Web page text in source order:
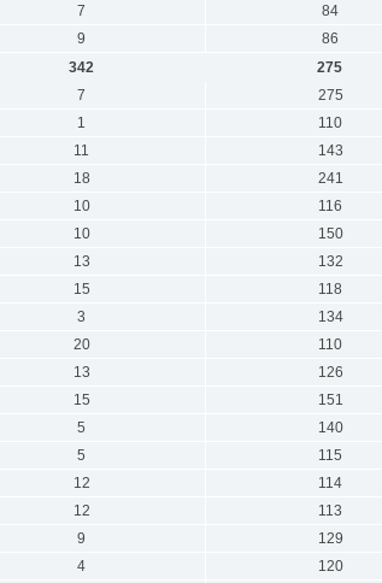
7
84
9
86
342
275
7
275
1
110
11
143
18
241
10
116
10
150
13
132
15
118
3
134
20
110
13
126
15
151
5
140
5
115
12
114
12
113
9
129
4
120